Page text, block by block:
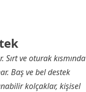
ve oturak kısmında
Baş ve bel destek
kolçaklar, kişisel